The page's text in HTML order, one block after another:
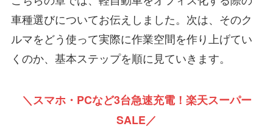
車種選びについてお伝えしました。次は、そのク
ルマをどう使って実際に作業空間を作り上げてい
くのか、基本ステップを順に見ていきます。
＼スマホ・PCなど3台急速充電！楽天スーパー
SALE／